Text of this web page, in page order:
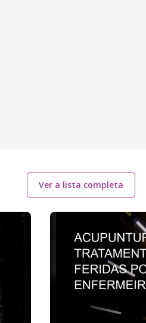
Ver a lista completa